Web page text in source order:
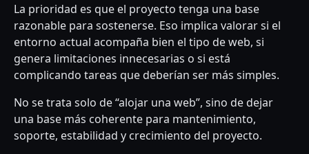
La prioridad es que el proyecto tenga una base
razonable para sostenerse. Eso implica valorar si el
entorno actual acompaña bien el tipo de web, si
genera limitaciones innecesarias o si está
complicando tareas que deberían ser más simples.
No se trata solo de “alojar una web”, sino de dejar
una base más coherente para mantenimiento,
soporte, estabilidad y crecimiento del proyecto.